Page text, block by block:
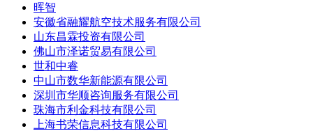
晖智
安徽省融耀航空技术服务有限公司
山东昌霖投资有限公司
佛山市泽诺贸易有限公司
世和中睿
中山市数华新能源有限公司
深圳市华顺咨询服务有限公司
珠海市利金科技有限公司
上海书荣信息科技有限公司